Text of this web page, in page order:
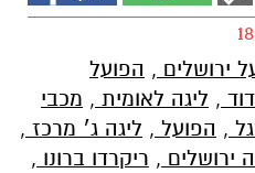
ירושלים , הפועל
, ליגה לאומית , מכבי
, הפועל , ליגה ג׳ מרכז ,
ירושלים , ריקרדו ברונו ,